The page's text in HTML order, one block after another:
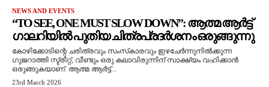
NEWS AND EVENTS
“TO SEE, ONE MUST SLOW DOWN”: ആത്മ ആർട്ട്
ഗാലറിയിൽ പുതിയ ചിത്രപ്രദർശനം ഒരുങ്ങുന്നു
കോഴിക്കോടിന്റെ ചരിത്രവും സംസ്‌കാരവും ഇഴചേർന്നുനിൽക്കുന്ന
ഗുജറാത്തി സ്ട്രീറ്റ്, വീണ്ടും ഒരു കലാവിരുന്നിന് സാക്ഷ്യം വഹിക്കാൻ
ഒരുങ്ങുകയാണ്. ആത്മ ആർട്ട്...
23rd March 2026